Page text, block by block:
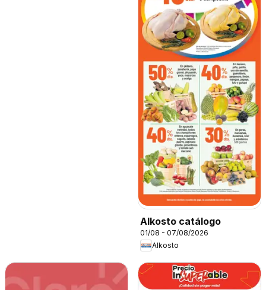
Alkosto catálogo
01/08 - 07/08/2026
Alkosto